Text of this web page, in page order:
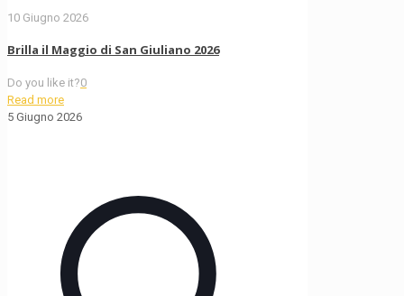
10 Giugno 2026
Brilla il Maggio di San Giuliano 2026
Do you like it?0
Read more
5 Giugno 2026